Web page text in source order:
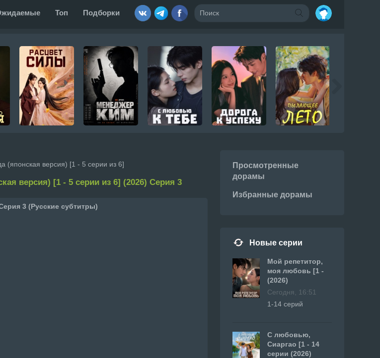
Топ Подборки
(японская версия) [1 - 5 серии из 6]
версия) [1 - 5 серии из 6] (2026) Серия 3
3 (Русские субтитры)
Просмотренные
дорамы
Избранные дорамы
Новые серии
Мой репетитор,
моя любовь [1 -
(2026)
Сегодня, 16:51
1-14 серий
С любовью,
Сиаргао [1 - 14
серии (2026)